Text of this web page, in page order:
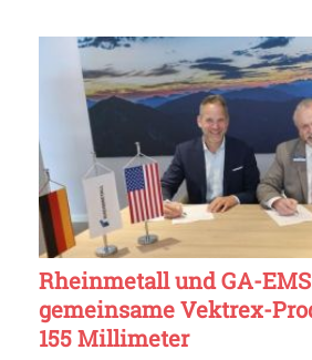
Rheinmetall und GA-
gemeinsame Vektrex-
155 Millimeter